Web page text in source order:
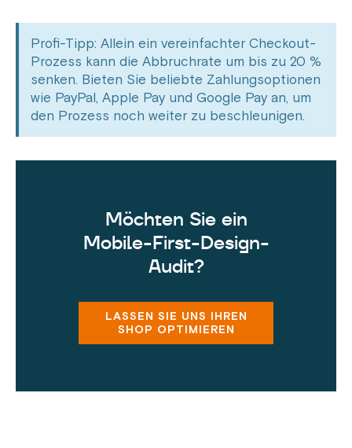
Profi-Tipp: Allein ein vereinfachter Checkout-
Prozess kann die Abbruchrate um bis zu 20 %
senken. Bieten Sie beliebte Zahlungsoptionen
wie PayPal, Apple Pay und Google Pay an, um
den Prozess noch weiter zu beschleunigen.
Möchten Sie ein
Mobile-First-Design-
Audit?
LASSEN SIE UNS IHREN
SHOP OPTIMIEREN